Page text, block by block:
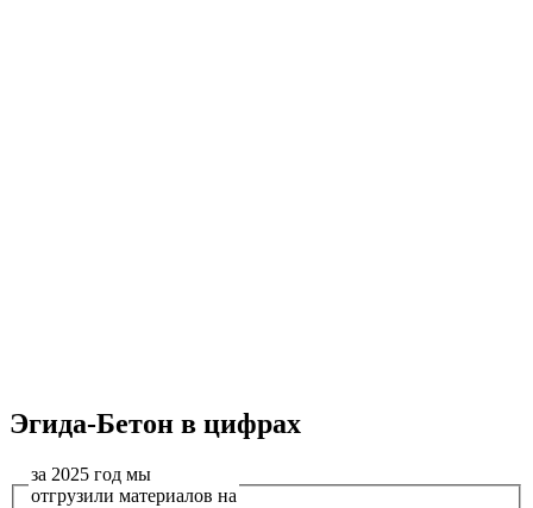
Эгида-Бетон в цифрах
за 2025 год мы
отгрузили материалов на